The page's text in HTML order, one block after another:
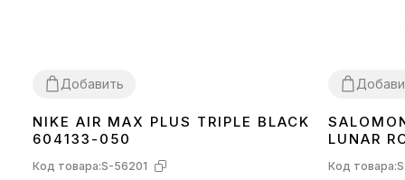
Добавить
3637 38 39 404142 434445
NIKE AIR MAX PLUS TRIPLE BLACK
604133-050
Код товара:S-56201
3637 38 39
LUNAR
Код товара: